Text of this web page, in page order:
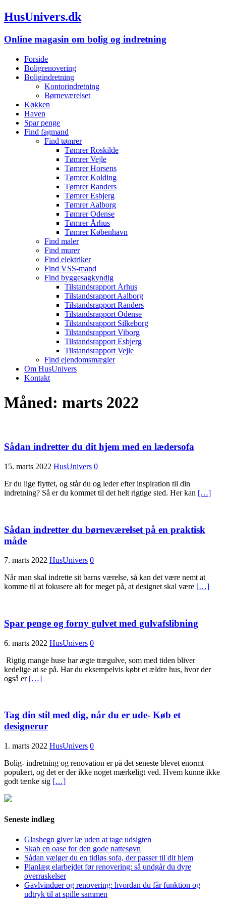
HusUnivers.dk
Online magasin om bolig og indretning
Forside
Boligrenovering
Boligindretning
Kontorindretning
Børneværelset
Køkken
Haven
Spar penge
Find fagmand
Find tømrer
Tømrer Roskilde
Tømrer Vejle
Tømrer Horsens
Tømrer Kolding
Tømrer Randers
Tømrer Esbjerg
Tømrer Aalborg
Tømrer Odense
Tømrer Århus
Tømrer København
Find maler
Find murer
Find elektriker
Find VSS-mand
Find byggesagkyndig
Tilstandsrapport Århus
Tilstandsrapport Aalborg
Tilstandsrapport Randers
Tilstandsrapport Odense
Tilstandsrapport Silkeborg
Tilstandsrapport Viborg
Tilstandsrapport Esbjerg
Tilstandsrapport Vejle
Find ejendomsmægler
Om HusUnivers
Kontakt
Måned: marts 2022
Sådan indretter du dit hjem med en lædersofa
15. marts 2022 HusUnivers 0
Er du lige flyttet, og står du og leder efter inspiration til din
indretning? Så er du kommet til det helt rigtige sted. Her kan […]
Sådan indretter du børneværelset på en praktisk
måde
7. marts 2022 HusUnivers 0
Når man skal indrette sit barns værelse, så kan det være nemt at
komme til at fokusere alt for meget på, at designet skal være […]
Spar penge og forny gulvet med gulvafslibning
6. marts 2022 HusUnivers 0
Rigtig mange huse har ægte trægulve, som med tiden bliver
kedelige at se på. Har du eksempelvis købt et ældre hus, hvor der
også er […]
Tag din stil med dig, når du er ude- Køb et
designerur
1. marts 2022 HusUnivers 0
Bolig- indretning og renovation er på det seneste blevet enormt
populært, og det er der ikke noget mærkeligt ved. Hvem kunne ikke
godt tænke sig […]
Seneste indlæg
Glashegn giver læ uden at tage udsigten
Skab en oase for den gode nattesøvn
Sådan vælger du en tidløs sofa, der passer til dit hjem
Planlæg elarbejdet før renovering: så undgår du dyre
overraskelser
Gavlvinduer og renovering: hvordan du får funktion og
udtryk til at spille sammen